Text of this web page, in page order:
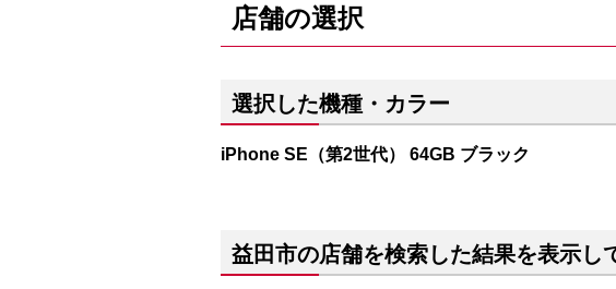
店舗の選択
選択した機種・カラー
iPhone SE（第2世代） 64GB ブラック
益田市の店舗を検索した結果を表示し